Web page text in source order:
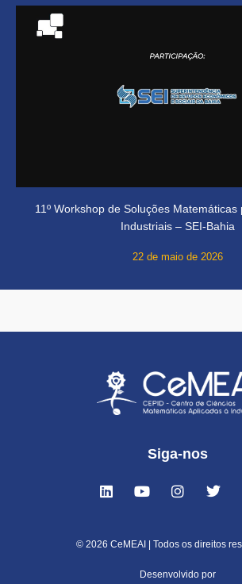
11º Workshop de Soluções
Industriais – SEI-Bahia
22 de maio de 2026
Siga-nos
© 2026 CeMEAI | Todos os direitos
Desenvolvido por